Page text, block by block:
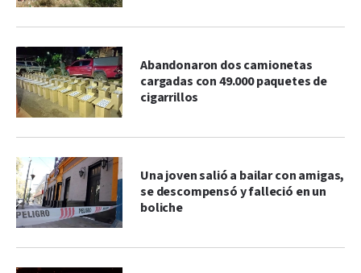
Abandonaron dos camionetas
cargadas con 49.000 paquetes de
cigarrillos
Una joven salió a bailar con amigas,
se descompensó y falleció en un
boliche